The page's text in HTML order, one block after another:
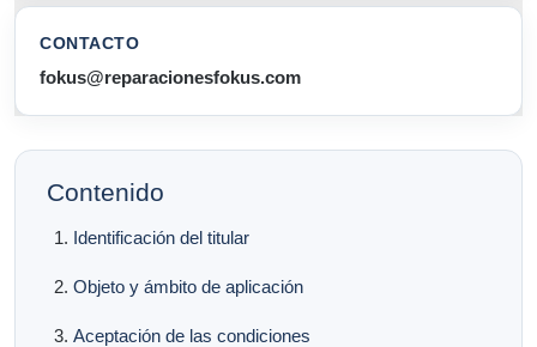
CONTACTO
fokus@reparacionesfokus.com
Contenido
Identificación del titular
Objeto y ámbito de aplicación
Aceptación de las condiciones